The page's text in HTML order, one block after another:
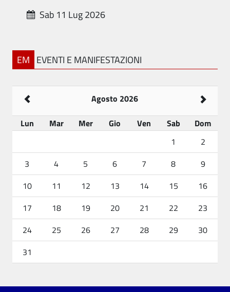
Sab 11 Lug 2026
EM EVENTI E MANIFESTAZIONI
Agosto 2026
Lun
Mar Mer Gio Ven Sab
Dom
1
2
3
4 5 6 7 8
9
10
11 12 13 14 15
16
17
18 19 20 21 22
23
24
25 26 27 28 29
30
31